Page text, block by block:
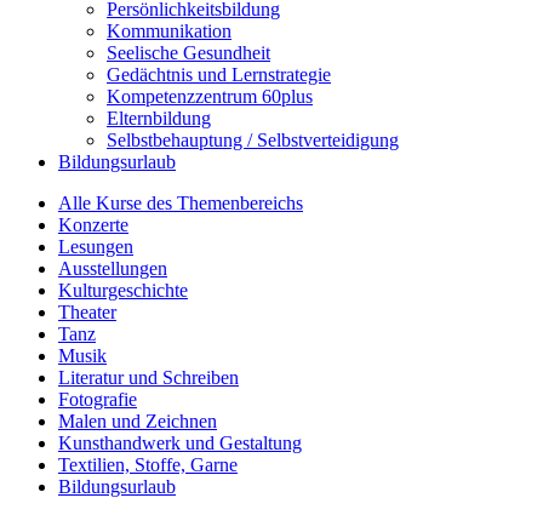
Persönlichkeitsbildung
Kommunikation
Seelische Gesundheit
Gedächtnis und Lernstrategie
Kompetenzzentrum 60plus
Elternbildung
Selbstbehauptung / Selbstverteidigung
Bildungsurlaub
Alle Kurse des Themenbereichs
Konzerte
Lesungen
Ausstellungen
Kulturgeschichte
Theater
Tanz
Musik
Literatur und Schreiben
Fotografie
Malen und Zeichnen
Kunsthandwerk und Gestaltung
Textilien, Stoffe, Garne
Bildungsurlaub